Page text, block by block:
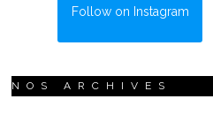
Follow on Instagram
NOS ARCHIVES